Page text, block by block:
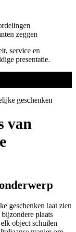
zeggen
service en
presentatie.
van
geschenken laat zien
plaats
object schuilen